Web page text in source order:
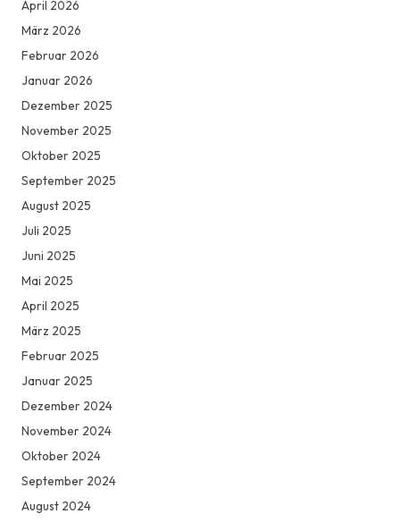
April 2026
März 2026
Februar 2026
Januar 2026
Dezember 2025
November 2025
Oktober 2025
September 2025
August 2025
Juli 2025
Juni 2025
Mai 2025
April 2025
März 2025
Februar 2025
Januar 2025
Dezember 2024
November 2024
Oktober 2024
September 2024
August 2024